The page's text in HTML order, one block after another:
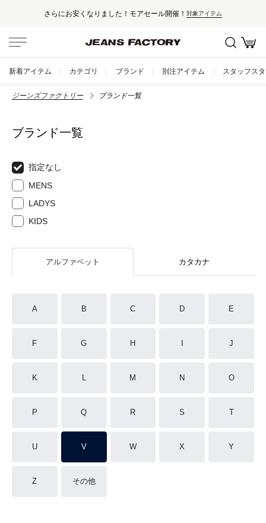
さらにお安くなりました！モアセール開催！ 対象アイテム
新着アイテム カテゴリ ブランド 別注アイテム スタッフス
ジーンズファクトリー ブランド一覧
ブランド一覧
指定なし
MENS
LADYS
KIDS
アルファベット カタカナ
A B C D E
F G H J
K L M N O
P Q R S T
U V W X Y
Z その他